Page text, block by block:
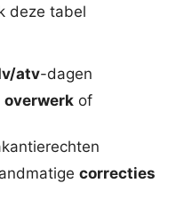
deze tabel
atv-dagen
overwerk of
correcties